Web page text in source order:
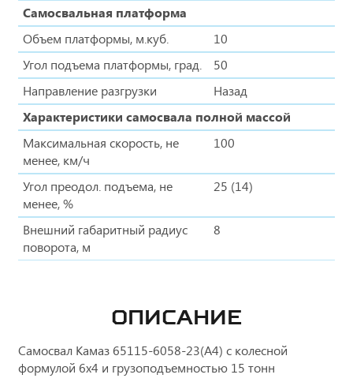
Самосвальная платформа
Объем платформы, м.куб.
10
Угол подъема платформы, град.
50
Направление разгрузки
Назад
Характеристики самосвала полной массой
Максимальная скорость, не
менее, км/ч
100
Угол преодол. подъема, не
менее, %
25 (14)
Внешний габаритный радиус
поворота, м
8
ОПИСАНИЕ
Самосвал Камаз 65115-6058-23(А4) с колесной
формулой 6х4 и грузоподъемностью 15 тонн